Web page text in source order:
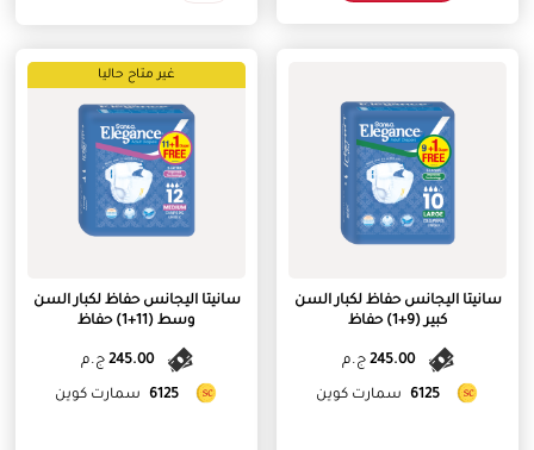
سانيتا اليجانس حفاظ لكبار السن
كبير (9+1) حفاظ
245.00 ج.م
6125 سمارت كوين
غير متاح حاليا
سانيتا اليجانس حفاظ لكبار السن
وسط (11+1) حفاظ
245.00 ج.م
6125 سمارت كوين